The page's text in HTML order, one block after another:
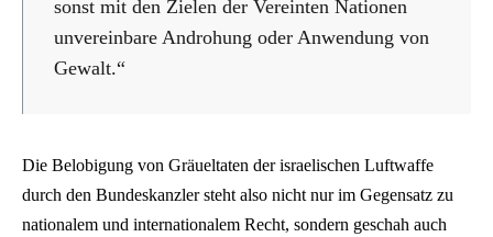
sonst mit den Zielen der Vereinten Nationen
unvereinbare Androhung oder Anwendung von
Gewalt.“
Die Belobigung von Gräueltaten der israelischen Luftwaffe
durch den Bundeskanzler steht also nicht nur im Gegensatz zu
nationalem und internationalem Recht, sondern geschah auch